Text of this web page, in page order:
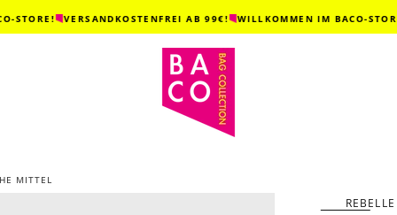
VERSANDKOSTENFREI AB 99€! WILLKOMMEN IM BACO-STORE!
MITTEL
REBELLE